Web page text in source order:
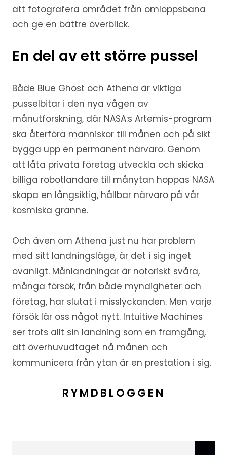
att fotografera området från omloppsbana
och ge en bättre överblick.
En del av ett större pussel
Både Blue Ghost och Athena är viktiga
pusselbitar i den nya vågen av
månutforskning, där NASA:s Artemis-program
ska återföra människor till månen och på sikt
bygga upp en permanent närvaro. Genom
att låta privata företag utveckla och skicka
billiga robotlandare till månytan hoppas NASA
skapa en långsiktig, hållbar närvaro på vår
kosmiska granne.
Och även om Athena just nu har problem
med sitt landningsläge, är det i sig inget
ovanligt. Månlandningar är notoriskt svåra,
många försök, från både myndigheter och
företag, har slutat i misslyckanden. Men varje
försök lär oss något nytt. Intuitive Machines
ser trots allt sin landning som en framgång,
att överhuvudtaget nå månen och
kommunicera från ytan är en prestation i sig.
RYMDBLOGGEN